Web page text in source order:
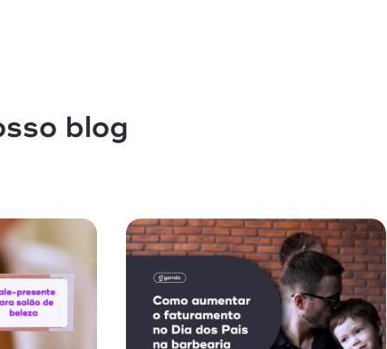
blog
Vendas